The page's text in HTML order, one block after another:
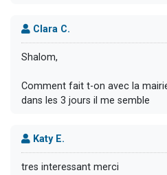
Clara C.
Shalom,
Comment fait t-on avec la
dans les 3 jours il me semble
Katy E.
tres interessant merci